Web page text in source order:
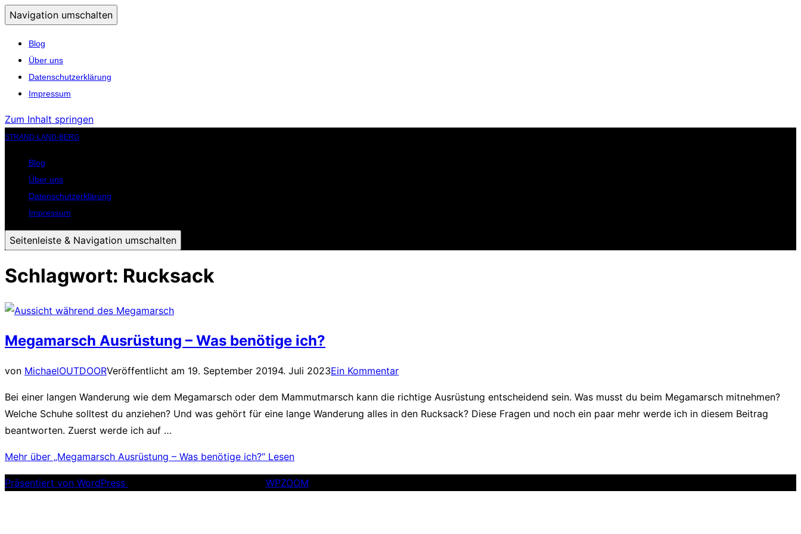
Navigation umschalten
Blog
Über uns
Datenschutzerklärung
Impressum
Zum Inhalt springen
STRAND-LAND-BERG
Blog
Über uns
Datenschutzerklärung
Impressum
Seitenleiste & Navigation umschalten
Schlagwort: Rucksack
Megamarsch Ausrüstung – Was benötige ich?
von MichaelOUTDOORVeröffentlicht am 19. September 20194. Juli 2023Ein Kommentar
Bei einer langen Wanderung wie dem Megamarsch oder dem Mammutmarsch kann die richtige Ausrüstung entscheidend sein. Was musst du beim Megamarsch mitnehmen?
Welche Schuhe solltest du anziehen? Und was gehört für eine lange Wanderung alles in den Rucksack? Diese Fragen und noch ein paar mehr werde ich in diesem Beitrag
beantworten. Zuerst werde ich auf …
Mehr über „Megamarsch Ausrüstung – Was benötige ich?“ Lesen
Präsentiert von WordPress WPZOOM